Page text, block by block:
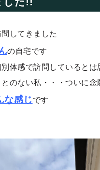
してきました
の自宅です
体感で訪問しているとは
のない私・・・ついに
な感じ です